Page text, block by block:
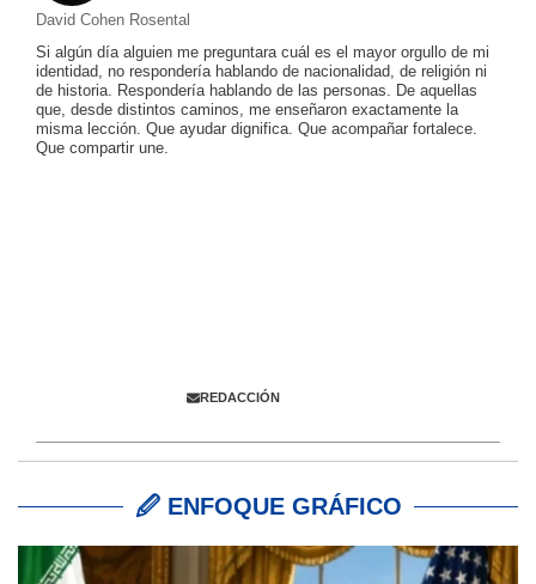
David Cohen Rosental
Si algún día alguien me preguntara cuál es el mayor orgullo de mi
identidad, no respondería hablando de nacionalidad, de religión ni
de historia. Respondería hablando de las personas. De aquellas
que, desde distintos caminos, me enseñaron exactamente la
misma lección. Que ayudar dignifica. Que acompañar fortalece.
Que compartir une.
REDACCIÓN
🖉 ENFOQUE GRÁFICO